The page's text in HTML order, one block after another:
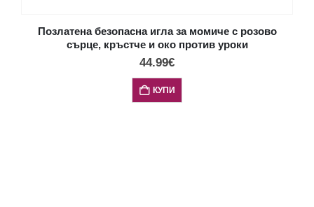
Позлатена безопасна игла за момиче с розово
сърце, кръстче и око против уроки
44.99€
КУПИ